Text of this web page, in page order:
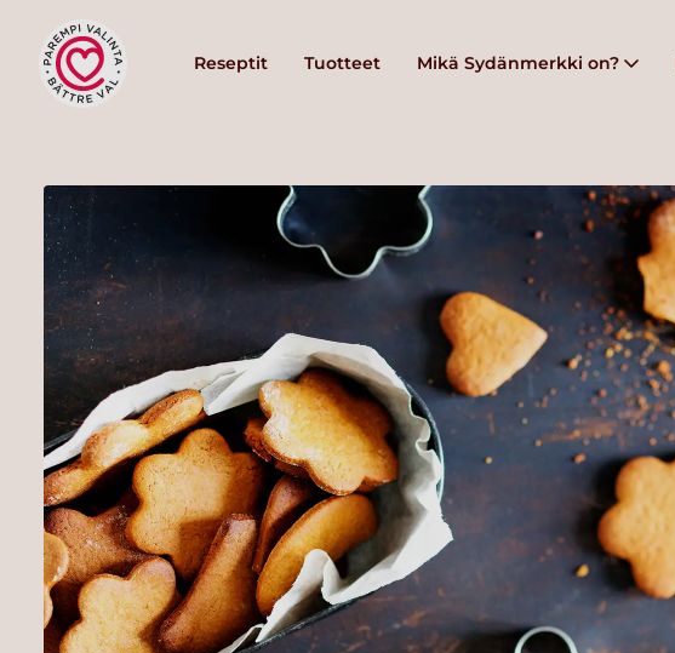
Reseptit Tuotteet Mikä Sydänmerkki on?